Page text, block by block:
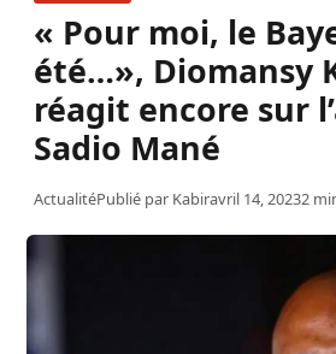
« Pour moi, le
été…», Diomansy
réagit encore sur
Sadio Mané
ActualitéPublié par Kabiravril 14, 20232